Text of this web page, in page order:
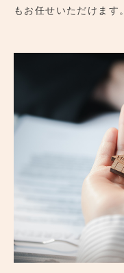
もお任せいただけます。